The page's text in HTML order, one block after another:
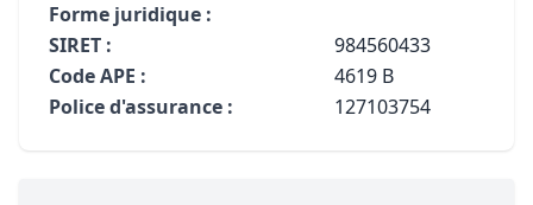
Forme juridique :
SIRET :
984560433
Code APE :
4619 B
Police d'assurance :
127103754